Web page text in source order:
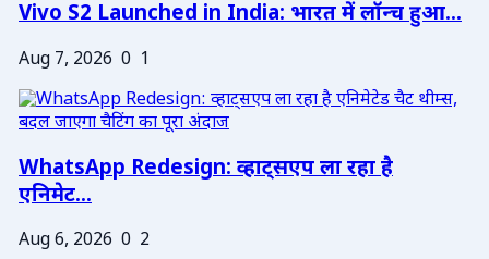
Vivo S2 Launched in India: भारत में लॉन्च हुआ...
Aug 7, 2026 0 1
WhatsApp Redesign: व्हाट्सएप ला रहा है
एनिमेट...
Aug 6, 2026 0 2